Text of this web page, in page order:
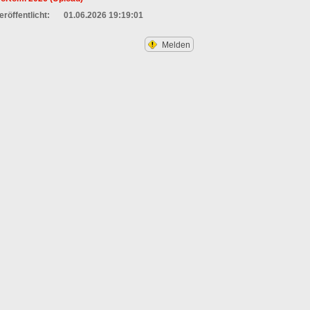
01.06.2026 19:19:01
Melden